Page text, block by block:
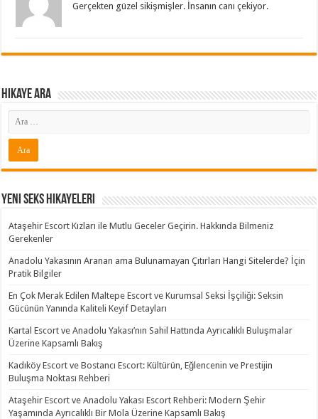
Gerçekten güzel sikişmişler. İnsanın canı çekiyor.
Hikaye ARA
Yeni Seks Hikayeleri
Ataşehir Escort Kızları ile Mutlu Geceler Geçirin. Hakkında Bilmeniz
Gerekenler
Anadolu Yakasının Aranan ama Bulunamayan Çıtırları Hangi Sitelerde? İçin
Pratik Bilgiler
En Çok Merak Edilen Maltepe Escort ve Kurumsal Seksi İşçiliği: Seksin
Gücünün Yanında Kaliteli Keyif Detayları
Kartal Escort ve Anadolu Yakası’nın Sahil Hattında Ayrıcalıklı Buluşmalar
Üzerine Kapsamlı Bakış
Kadıköy Escort ve Bostancı Escort: Kültürün, Eğlencenin ve Prestijin
Buluşma Noktası Rehberi
Ataşehir Escort ve Anadolu Yakası Escort Rehberi: Modern Şehir
Yaşamında Ayrıcalıklı Bir Mola Üzerine Kapsamlı Bakış